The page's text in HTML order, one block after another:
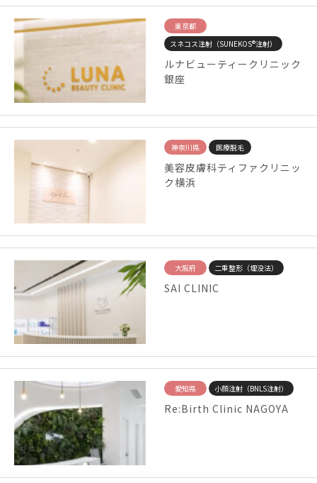
東京都
スネコス注射（SUNEKOS®注射）
ルナビューティークリニック
銀座
神奈川県 医療脱毛
美容皮膚科ティファクリニッ
ク横浜
大阪府 二重整形（埋没法）
SAI CLINIC
愛知県 小顔注射（BNLS注射）
Re:Birth Clinic NAGOYA